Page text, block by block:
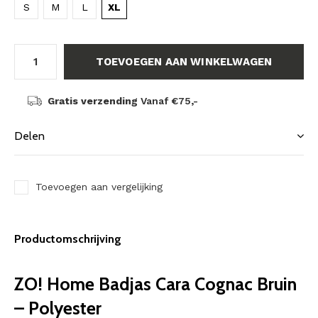
S M L XL
TOEVOEGEN AAN WINKELWAGEN
Gratis verzending Vanaf €75,-
Delen
Toevoegen aan vergelijking
Productomschrijving
ZO! Home Badjas Cara Cognac Bruin
– Polyester